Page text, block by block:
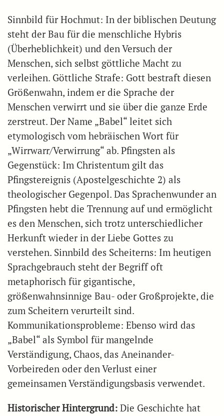
Sinnbild für Hochmut: In der biblischen Deutung
steht der Bau für die menschliche Hybris
(Überheblichkeit) und den Versuch der
Menschen, sich selbst göttliche Macht zu
verleihen. Göttliche Strafe: Gott bestraft diesen
Größenwahn, indem er die Sprache der
Menschen verwirrt und sie über die ganze Erde
zerstreut. Der Name „Babel“ leitet sich
etymologisch vom hebräischen Wort für
„Wirrwarr/Verwirrung“ ab. Pfingsten als
Gegenstück: Im Christentum gilt das
Pfingstereignis (Apostelgeschichte 2) als
theologischer Gegenpol. Das Sprachenwunder an
Pfingsten hebt die Trennung auf und ermöglicht
es den Menschen, sich trotz unterschiedlicher
Herkunft wieder in der Liebe Gottes zu
verstehen. Sinnbild des Scheiterns: Im heutigen
Sprachgebrauch steht der Begriff oft
metaphorisch für gigantische,
größenwahnsinnige Bau- oder Großprojekte, die
zum Scheitern verurteilt sind.
Kommunikationsprobleme: Ebenso wird das
„Babel“ als Symbol für mangelnde
Verständigung, Chaos, das Aneinander-
Vorbeireden oder den Verlust einer
gemeinsamen Verständigungsbasis verwendet.
Historischer Hintergrund: Die Geschichte hat